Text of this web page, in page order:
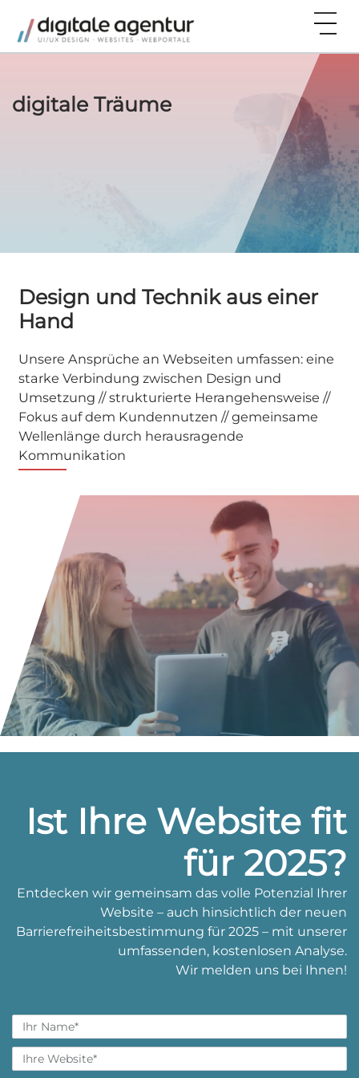
digitale Träume
Design und Technik aus einer
Hand
Unsere Ansprüche an Webseiten umfassen: eine
starke Verbindung zwischen Design und
Umsetzung // strukturierte Herangehensweise //
Fokus auf dem Kundennutzen // gemeinsame
Wellenlänge durch herausragende
Kommunikation
Ist Ihre Website fit
für 2025?
Entdecken wir gemeinsam das volle Potenzial Ihrer
Website – auch hinsichtlich der neuen
Barrierefreiheitsbestimmung für 2025 – mit unserer
umfassenden, kostenlosen Analyse.
Wir melden uns bei Ihnen!